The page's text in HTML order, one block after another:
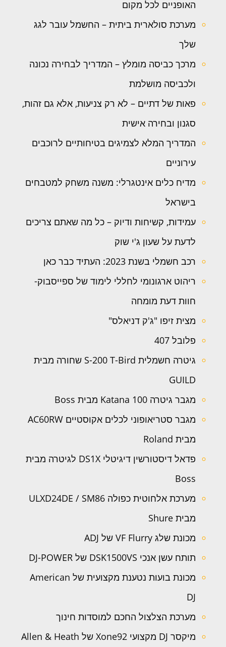
האופניים לכל מקום
מערכת סולארית ביתית – החשמל עובר לגג
שלך
מרכך כביסה מומלץ – המדריך לבחירה נכונה
ולכביסה מושלמת
פאות של דתיים – לא רק צניעות, אלא גם זהות,
סגנון ובחירה אישית
המדריך המלא לצמיגים בטיחותיים לרוכבים
עירוניים
מדיח כלים אינטגרלי: משנה משחק למטבחים
בישראל
עמידות, קשיחות ודיוק – כל מה שאתם צריכים
לדעת על שעון ג'י שוק
רכב חשמלי בשנת 2023: העתיד כבר כאן
ריהוט ארגונומי לחללי לימוד של ספייסבוק-
חוות דעת מומחה
מצית זיפו "ג'ק דניאלס"
פלובל 407
גיטרה חשמלית S-200 T-Bird שחורה מבית
GUILD
מגבר גיטרה Katana 100 מבית Boss
מגבר סטריאופוני לכלים אקוסטיים AC60RW
מבית Roland
פדאל דיסטורשין דיגיטלי DS1X לגיטרה מבית
Boss
מערכת אלחוטית כפולה ULXD24DE / SM86
מבית Shure
מכונת שלג VF Flurry של ADJ
תותח עשן אנכי DSK1500VS של DJ-POWER
מכונת בועות נטענת מקצועית של American
DJ
מערכת הצלצול החכם למוסדות חינוך
מיקסר DJ מקצועי Xone92 של Allen & Heath